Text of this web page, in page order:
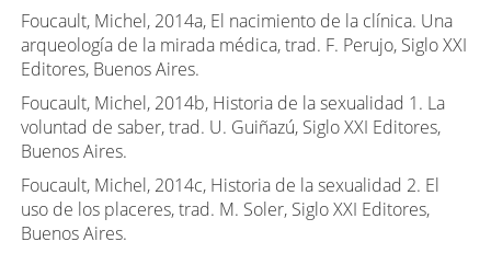
Foucault, Michel, 2014a, El nacimiento de la clínica. Una
arqueología de la mirada médica, trad. F. Perujo, Siglo XXI
Editores, Buenos Aires.
Foucault, Michel, 2014b, Historia de la sexualidad 1. La
voluntad de saber, trad. U. Guiñazú, Siglo XXI Editores,
Buenos Aires.
Foucault, Michel, 2014c, Historia de la sexualidad 2. El
uso de los placeres, trad. M. Soler, Siglo XXI Editores,
Buenos Aires.